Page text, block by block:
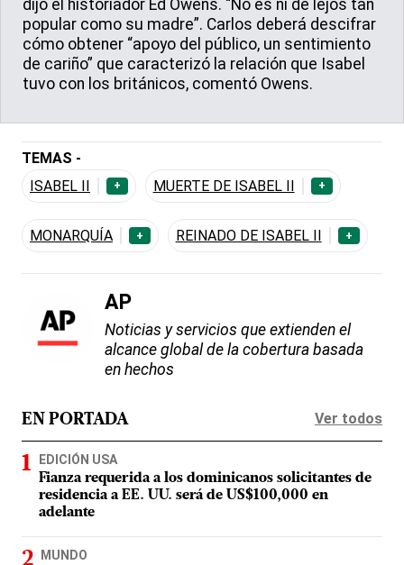
dijo el historiador Ed Owens. “No es ni de lejos tan
popular como su madre”. Carlos deberá descifrar
cómo obtener “apoyo del público, un sentimiento
de cariño” que caracterizó la relación que Isabel
tuvo con los británicos, comentó Owens.
TEMAS -
ISABEL II
+ MUERTE DE ISABEL II +
MONARQUÍA + REINADO DE ISABEL II +
AP
Noticias y servicios que extienden el
alcance global de la cobertura basada
en hechos
EN PORTADA Ver todos
EDICIÓN USA
Fianza requerida a los dominicanos solicitantes de
residencia a EE. UU. será de US$100,000 en
adelante
MUNDO